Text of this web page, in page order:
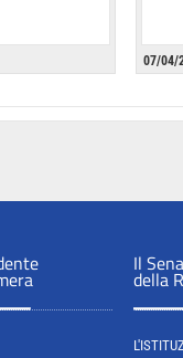
07/04/
Il
della